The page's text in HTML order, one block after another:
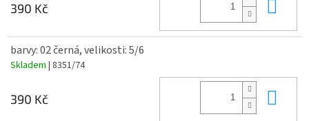
390 Kč
barvy: 02 černá, velikosti: 5/6
Skladem | 8351/74
390 Kč